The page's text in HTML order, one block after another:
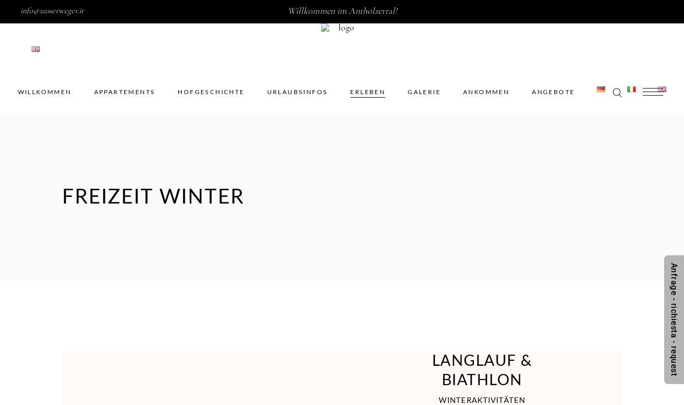
info@ausserweger.it Willkommen im Antholzertal!
WILLKOMMEN APPARTEMENTS HOFGESCHICHTE URLAUBSINFOS ERLEBEN GALERIE ANKOMMEN ANGEBOTE
WILLKOMMEN
FREIZEIT WINTER
LANGLAUF &
BIATHLON
WINTERAKTIVITÄTEN
Anfrage - richiesta - request